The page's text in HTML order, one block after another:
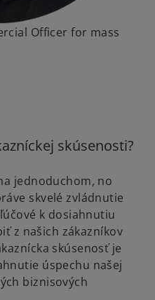
Officer for mass
skúsenosti?
jednoduchom, no
skvelé zvládnutie
k dosiahnutiu
z našich zákazníkov
skúsenosť je
úspechu našej
biznisových